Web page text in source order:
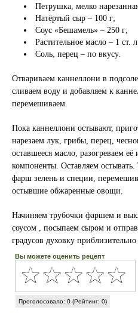
Петрушка, мелко
Натёртый сыр – 100 г;
Соус «Бешамель» – 250 г;
Растительное масло – 1 ст.
Соль, перец – по вкусу.
Отвариваем каннеллони в
сливаем воду и добавляем к
перемешиваем.
Пока каннеллони остывают,
нарезаем лук, грибы, перец,
оставшееся масло, разогреваем
компоненты. Оставляем
фарш зелень и специи,
остывшие обжаренные овощи.
Начиняем трубочки фаршем и
соусом , посыпаем сыром и
градусов духовку
Вы можете оценить рецепт
Проголосовало: 0 (Рейтинг: 0)